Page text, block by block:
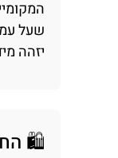
שעל
יזהה
🛍️